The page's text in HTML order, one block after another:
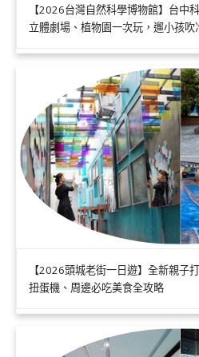
【2026台灣自然科學博物館】台中
立體劇場、植物園一次玩，遛小孩吹
【2026頭城老街一日遊】全新親子
扭蛋機、周邊必吃美食全攻略